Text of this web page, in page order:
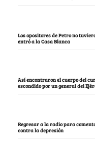
Los opositores de Petro no
entró a la Casa Blanca
Así encontraron el cuerpo del
escondido por un general del
Regresar a la radio para
contra la depresión